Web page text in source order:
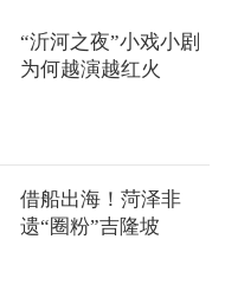
“沂河之夜”小戏小剧
为何越演越红火
借船出海！菏泽非
遗“圈粉”吉隆坡